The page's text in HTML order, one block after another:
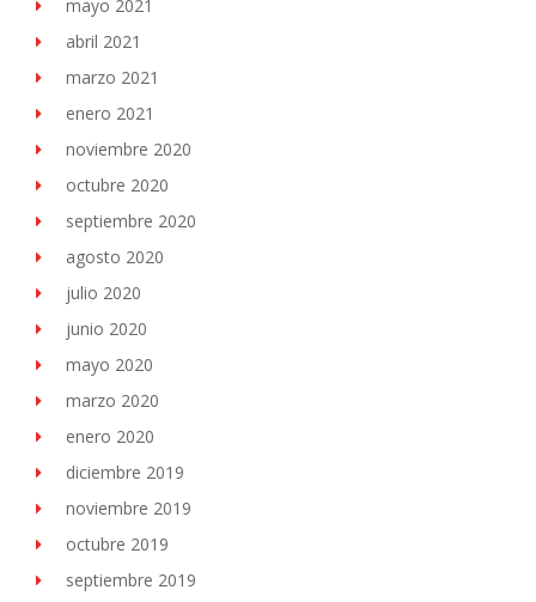
mayo 2021
abril 2021
marzo 2021
enero 2021
noviembre 2020
octubre 2020
septiembre 2020
agosto 2020
julio 2020
junio 2020
mayo 2020
marzo 2020
enero 2020
diciembre 2019
noviembre 2019
octubre 2019
septiembre 2019